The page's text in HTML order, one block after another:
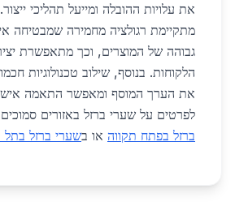
את עלויות ההובלה ומייעל תהליכי
מתקיימת רגולציה מחמירה שמבטיחה
גבוהה של המוצרים, וכך מתאפשרת
הלקוחות. בנוסף, שילוב טכנולוגיות
את הערך המוסף ומאפשר התאמה
לפרטים על שערי ברזל באזורים סמוכים
ברזל בפתח תקווה או בשערי ברזל בתל